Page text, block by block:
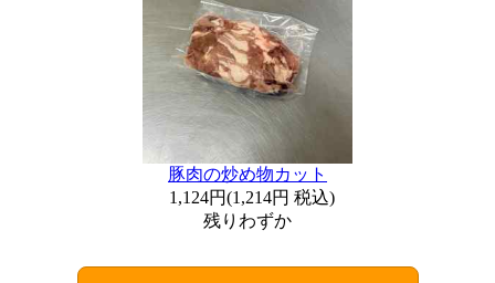
豚肉の炒め物カット
1,124円(1,214円 税込)
残りわずか